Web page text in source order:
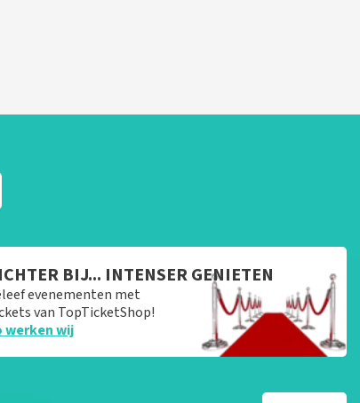
BIJ... INTENSER GENIETEN
evenementen met
van TopTicketShop!
werken wij